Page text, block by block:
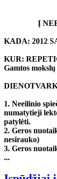
Į
KADA: 2012
KUR:
Gamtos
1. Neeilinio
numatytieji
patylėti.
2. Geros
nesirauko)
3. Geros
...